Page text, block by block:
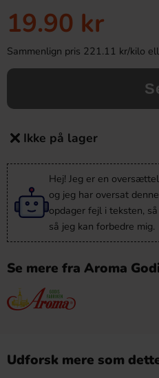
19.90 kr
Sammenlign pris 221.11 kr/kilo
Ikke på lager
Hej! Jeg er en
og jeg har oversat
opdager fejl i teksten,
så jeg kan forbedre mig.
Se mere fra Aroma
Udforsk mere som